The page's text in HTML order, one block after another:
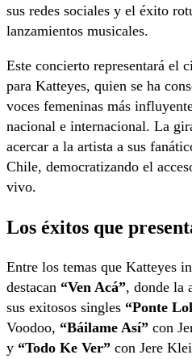
sus redes sociales y el éxito
lanzamientos musicales.
Este concierto representará el
para Katteyes, quien se ha
voces femeninas más
nacional e internacional. La
acercar a la artista a sus
Chile, democratizando el
vivo.
Los éxitos que
Entre los temas que Katteyes
destacan “Ven Acá”, donde la
sus exitosos singles “Ponte
Voodoo, “Báilame Así” con
y “Todo Ke Ver” con Jere